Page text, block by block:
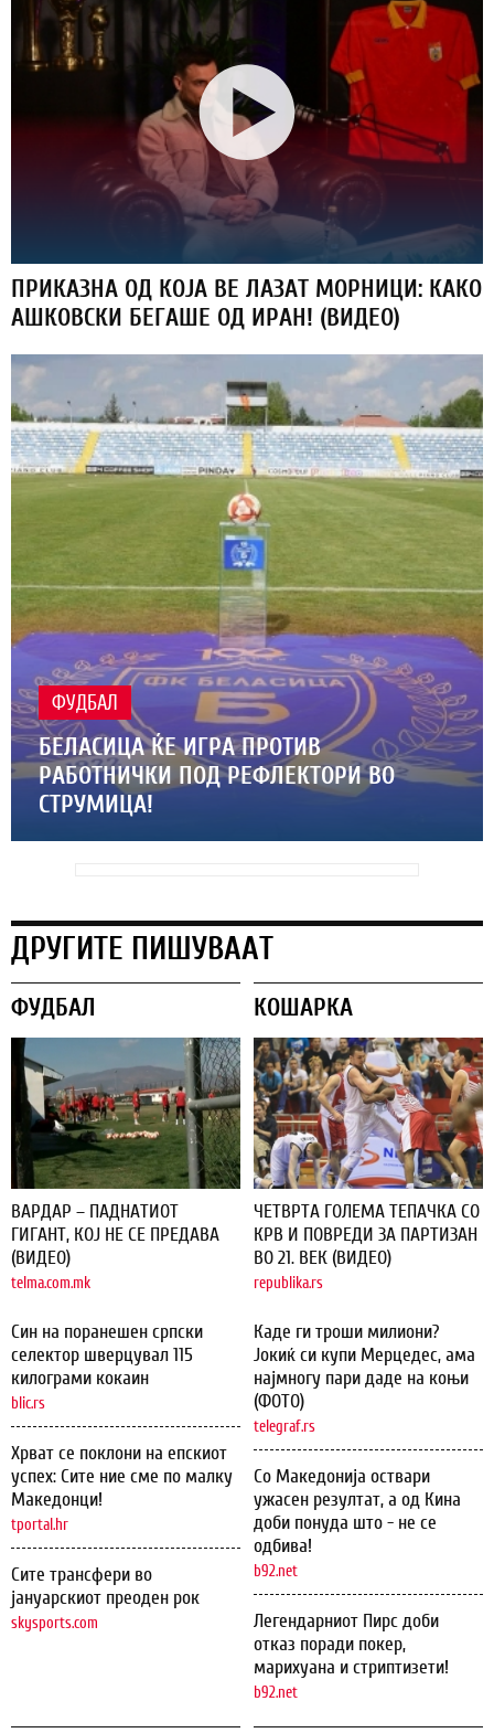
ПРИКАЗНА ОД КОЈА ВЕ ЛАЗАТ МОРНИЦИ: КАКО
АШКОВСКИ БЕГАШЕ ОД ИРАН! (ВИДЕО)
ФУДБАЛ
БЕЛАСИЦА ЌЕ ИГРА ПРОТИВ
РАБОТНИЧКИ ПОД РЕФЛЕКТОРИ ВО
СТРУМИЦА!
ДРУГИТЕ ПИШУВААТ
ФУДБАЛ
ВАРДАР – ПАДНАТИОТ
ГИГАНТ, КОЈ НЕ СЕ ПРЕДАВА
(ВИДЕО)
telma.com.mk
Син на поранешен српски
селектор шверцувал 115
килограми кокаин
blic.rs
Хрват се поклони на епскиот
успех: Сите ние сме по малку
Македонци!
tportal.hr
Сите трансфери во
јануарскиот преоден рок
skysports.com
КОШАРКА
ЧЕТВРТА ГОЛЕМА ТЕПАЧКА СО
КРВ И ПОВРЕДИ ЗА ПАРТИЗАН
ВО 21. ВЕК (ВИДЕО)
republika.rs
Каде ги троши милиони?
Јокиќ си купи Мерцедес, ама
најмногу пари даде на коњи
(ФОТО)
telegraf.rs
Со Македонија оствари
ужасен резултат, а од Кина
доби понуда што - не се
одбива!
b92.net
Легендарниот Пирс доби
отказ поради покер,
марихуана и стриптизети!
b92.net